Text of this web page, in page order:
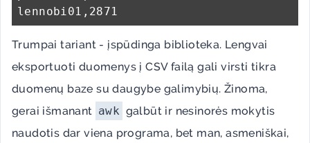
Trumpai tariant - įspūdinga biblioteka. Lengvai
eksportuoti duomenys į CSV failą gali virsti tikra
duomenų baze su daugybe galimybių. Žinoma,
gerai išmanant awk galbūt ir nesinorės mokytis
naudotis dar viena programa, bet man, asmeniškai,